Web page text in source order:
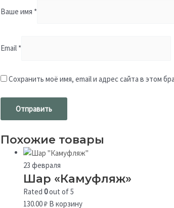
Ваше имя *
Email *
Сохранить моё имя, email и адрес сайта в этом
Похожие товары
23 февраля
Шар «Камуфляж»
Rated 0out of 5
130.00₽ В корзину